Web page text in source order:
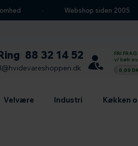
Webshop siden 2005
88 32 14 52
FRI
v/ køb
0,00
Velvære Industri Køkken